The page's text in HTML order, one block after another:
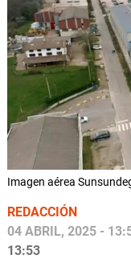
Imagen aérea
REDACCIÓN
04 ABRIL, 2025 -
13:53